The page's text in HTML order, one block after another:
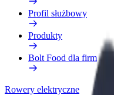
Profil służbowy
Produkty
Bolt Food dla firm
Rowery elektryczne